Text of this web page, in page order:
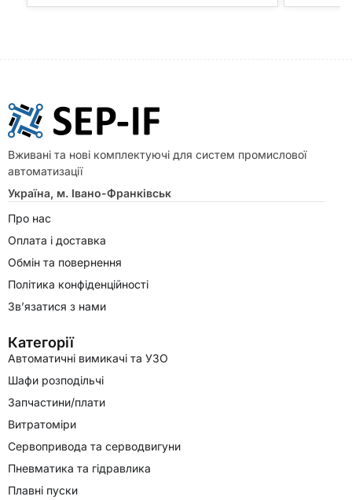
Вживані та нові комплектуючі для систем промислової
автоматизації
Україна, м. Івано-Франківськ
Про нас
Оплата і доставка
Обмін та повернення
Політика конфіденційності
Зв’язатися з нами
Категорії
Автоматичні вимикачі та УЗО
Шафи розподільчі
Запчастини/плати
Витратоміри
Сервопривода та серводвигуни
Пневматика та гідравлика
Плавні пуски